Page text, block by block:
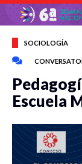
SOCIOLOGÍA
Escuela